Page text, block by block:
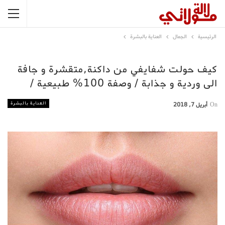
الرئيسية الجمال العناية بالبشرة
كيف حولت شفايفي من داكنة,متقشرة و جافة
الى وردية و جذابة / وصفة 100% طبيعية /
العناية بالبشرة On أبريل 7, 2018